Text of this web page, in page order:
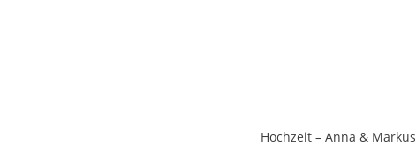
Hochzeit – Anna & Markus